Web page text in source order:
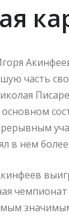
часть
в нем
чемпионат